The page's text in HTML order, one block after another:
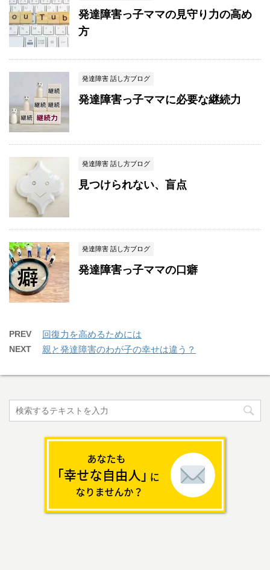
発達障害っ子ママの見守り力の高め
方
発達障害 話し方ブログ
発達障害っ子ママに必要な継続力
発達障害 話し方ブログ
見つけられない、盲点
発達障害 話し方ブログ
発達障害っ子ママの口癖
PREV 回復力を高めるためには
NEXT 親と発達障害のわが子の幸せは違う？